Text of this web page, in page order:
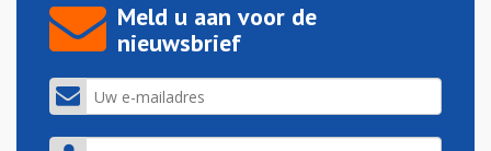
Meld u aan voor de
nieuwsbrief